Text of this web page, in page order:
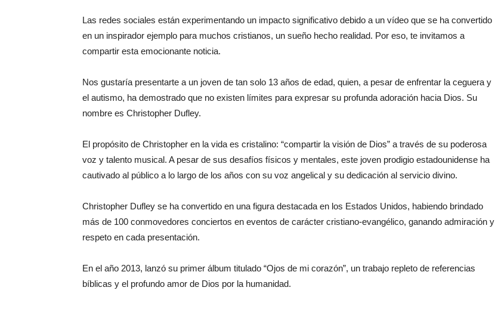
Las redes sociales están experimentando un impacto significativo debido a un vídeo que se ha convertido
en un inspirador ejemplo para muchos cristianos, un sueño hecho realidad. Por eso, te invitamos a
compartir esta emocionante noticia.
Nos gustaría presentarte a un joven de tan solo 13 años de edad, quien, a pesar de enfrentar la ceguera y
el autismo, ha demostrado que no existen límites para expresar su profunda adoración hacia Dios. Su
nombre es Christopher Dufley.
El propósito de Christopher en la vida es cristalino: “compartir la visión de Dios” a través de su poderosa
voz y talento musical. A pesar de sus desafíos físicos y mentales, este joven prodigio estadounidense ha
cautivado al público a lo largo de los años con su voz angelical y su dedicación al servicio divino.
Christopher Dufley se ha convertido en una figura destacada en los Estados Unidos, habiendo brindado
más de 100 conmovedores conciertos en eventos de carácter cristiano-evangélico, ganando admiración y
respeto en cada presentación.
En el año 2013, lanzó su primer álbum titulado “Ojos de mi corazón”, un trabajo repleto de referencias
bíblicas y el profundo amor de Dios por la humanidad.